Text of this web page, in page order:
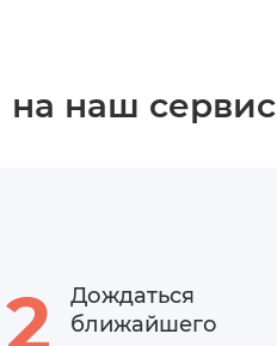
на наш сервис
2
Дождаться
ближайшего